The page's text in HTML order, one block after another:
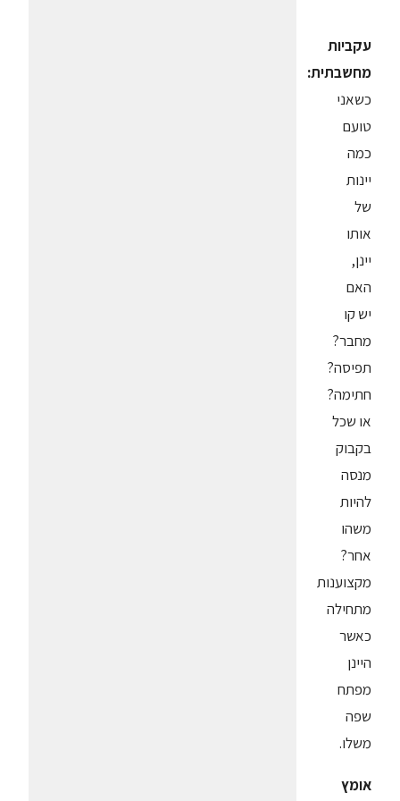
עקביות
מחשבתית:
כשאני
טועם
כמה
יינות
של
אותו
יינן,
האם
יש קו
מחבר?
תפיסה?
חתימה?
או שכל
בקבוק
מנסה
להיות
משהו
אחר?
מקצוענות
מתחילה
כאשר
היינן
מפתח
שפה
משלו.
אומץ